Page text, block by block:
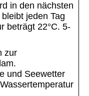
in den nächsten
jeden Tag
beträgt 22°C. 5-
zur
und Seewetter